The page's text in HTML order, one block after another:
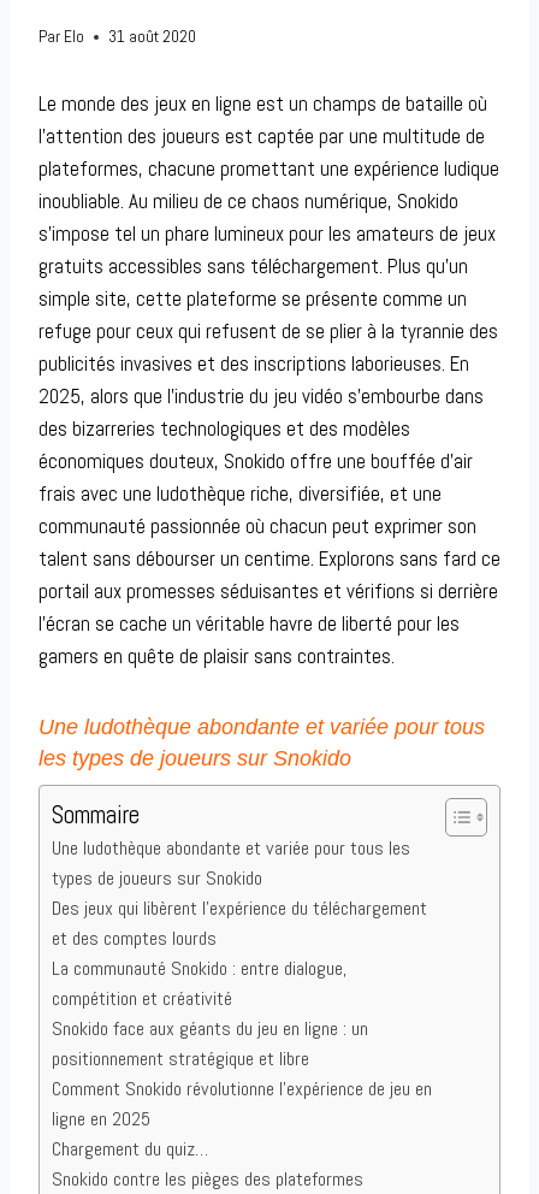
Par Elo 31 août 2020
Le monde des jeux en ligne est un champs de bataille où
l’attention des joueurs est captée par une multitude de
plateformes, chacune promettant une expérience ludique
inoubliable. Au milieu de ce chaos numérique, Snokido
s’impose tel un phare lumineux pour les amateurs de jeux
gratuits accessibles sans téléchargement. Plus qu’un
simple site, cette plateforme se présente comme un
refuge pour ceux qui refusent de se plier à la tyrannie des
publicités invasives et des inscriptions laborieuses. En
2025, alors que l’industrie du jeu vidéo s’embourbe dans
des bizarreries technologiques et des modèles
économiques douteux, Snokido offre une bouffée d’air
frais avec une ludothèque riche, diversifiée, et une
communauté passionnée où chacun peut exprimer son
talent sans débourser un centime. Explorons sans fard ce
portail aux promesses séduisantes et vérifions si derrière
l’écran se cache un véritable havre de liberté pour les
gamers en quête de plaisir sans contraintes.
Une ludothèque abondante et variée pour tous
les types de joueurs sur Snokido
Sommaire
Une ludothèque abondante et variée pour tous les
types de joueurs sur Snokido
Des jeux qui libèrent l’expérience du téléchargement
et des comptes lourds
La communauté Snokido : entre dialogue,
compétition et créativité
Snokido face aux géants du jeu en ligne : un
positionnement stratégique et libre
Comment Snokido révolutionne l’expérience de jeu en
ligne en 2025
Chargement du quiz…
Snokido contre les pièges des plateformes